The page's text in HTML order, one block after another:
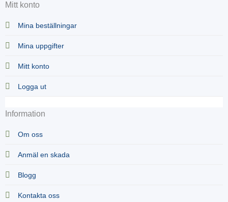
Mitt konto
Mina beställningar
Mina uppgifter
Mitt konto
Logga ut
Information
Om oss
Anmäl en skada
Blogg
Kontakta oss